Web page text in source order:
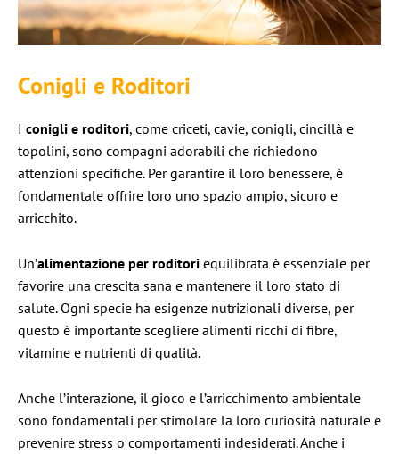
Conigli e Roditori
I conigli e roditori, come criceti, cavie, conigli, cincillà e
topolini, sono compagni adorabili che richiedono
attenzioni specifiche. Per garantire il loro benessere, è
fondamentale offrire loro uno spazio ampio, sicuro e
arricchito.
Un’alimentazione per roditori equilibrata è essenziale per
favorire una crescita sana e mantenere il loro stato di
salute. Ogni specie ha esigenze nutrizionali diverse, per
questo è importante scegliere alimenti ricchi di fibre,
vitamine e nutrienti di qualità.
Anche l’interazione, il gioco e l’arricchimento ambientale
sono fondamentali per stimolare la loro curiosità naturale e
prevenire stress o comportamenti indesiderati. Anche i